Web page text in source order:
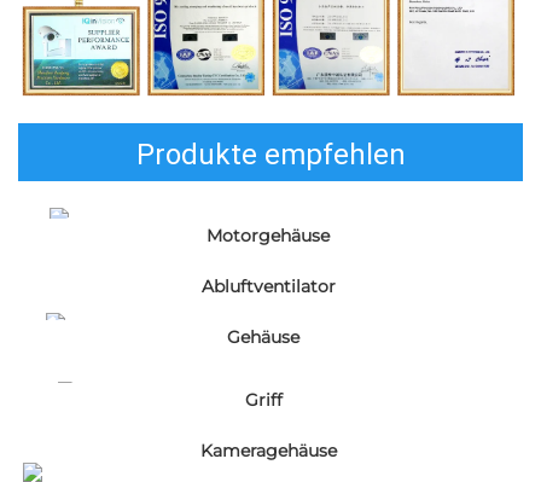
Produkte empfehlen
Motorgehäuse
Abluftventilator
Gehäuse
Griff
Kameragehäuse